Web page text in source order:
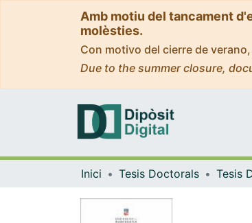
Amb motiu del tancament
molèsties.
Con motivo del cierre de
Due to the summer closure,
Inici Tesis Doctorals